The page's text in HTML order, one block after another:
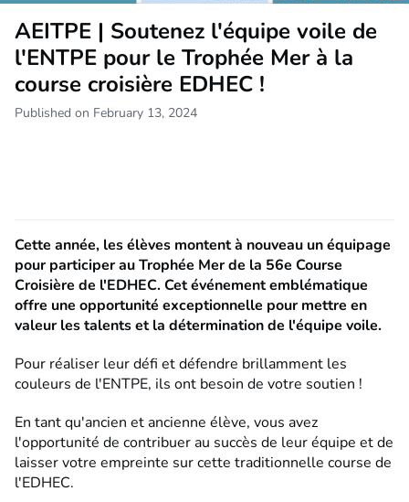
AEITPE | Soutenez l'équipe voile de
l'ENTPE pour le Trophée Mer à la
course croisière EDHEC !
Published on February 13, 2024
Cette année, les élèves montent à nouveau un équipage
pour participer au Trophée Mer de la 56e Course
Croisière de l'EDHEC. Cet événement emblématique
offre une opportunité exceptionnelle pour mettre en
valeur les talents et la détermination de l'équipe voile.
Pour réaliser leur défi et défendre brillamment les
couleurs de l'ENTPE, ils ont besoin de votre soutien !
En tant qu'ancien et ancienne élève, vous avez
l'opportunité de contribuer au succès de leur équipe et de
laisser votre empreinte sur cette traditionnelle course de
l'EDHEC.